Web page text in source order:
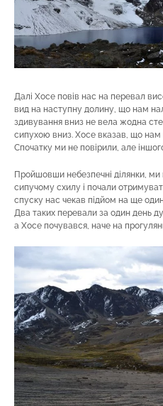
Далі Хосе повів нас на перевал
вид на наступну долину, що нам
здивування вниз не вела жодна
сипухою вниз. Хосе вказав, що нам
Спочатку ми не повірили, але
Пройшовши небезпечні ділянки,
сипучому схилу і почали
спуску нас чекав підйом на ще
Два таких перевали за один день
а Хосе почувався, наче на